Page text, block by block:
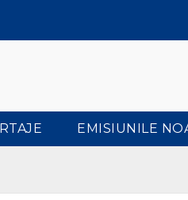
EMISIUNILE